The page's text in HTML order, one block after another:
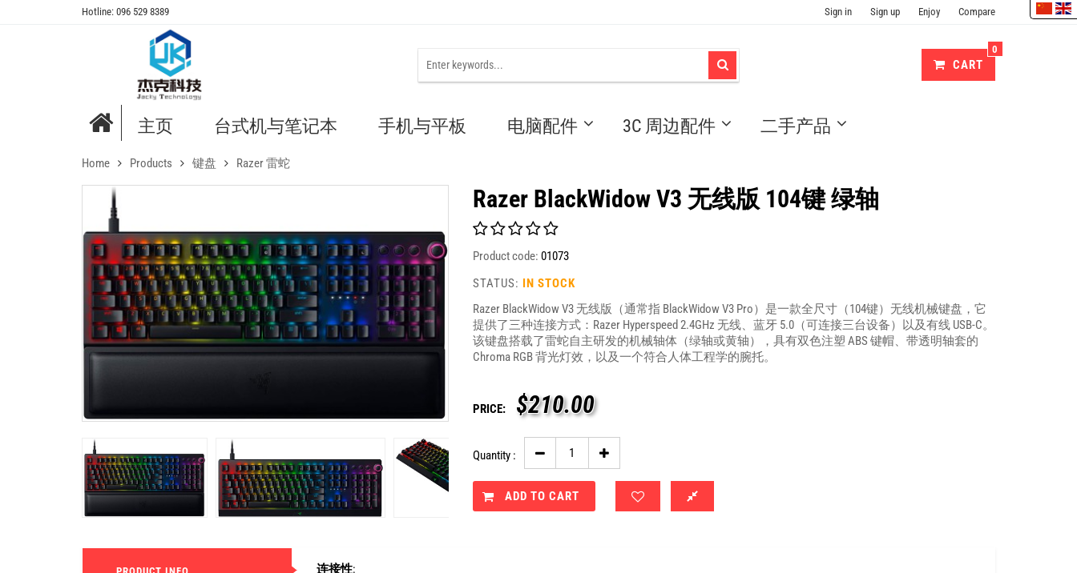
Hotline: 096 529 8389 Sign in Sign up Enjoy Compare
0
CART
主页 台式机与笔记本 手机与平板 电脑配件 3C 周边配件 二手产品
Home Products 键盘 Razer 雷蛇
Razer BlackWidow V3 无线版 104键 绿轴
Product code: 01073
STATUS: IN STOCK
Razer BlackWidow V3 无线版（通常指 BlackWidow V3 Pro）是一款全尺寸（104键）无线机械键盘，它
提供了三种连接方式：Razer Hyperspeed 2.4GHz 无线、蓝牙 5.0（可连接三台设备）以及有线 USB-C。
该键盘搭载了雷蛇自主研发的机械轴体（绿轴或黄轴），具有双色注塑 ABS 键帽、带透明轴套的
Chroma RGB 背光灯效，以及一个符合人体工程学的腕托。
PRICE: $210.00
Quantity :
ADD TO CART
连接性: